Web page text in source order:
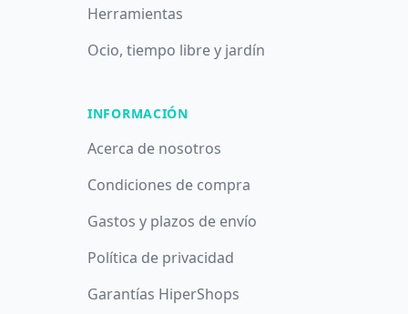
Herramientas
Ocio, tiempo libre y jardín
INFORMACIÓN
Acerca de nosotros
Condiciones de compra
Gastos y plazos de envío
Política de privacidad
Garantías HiperShops